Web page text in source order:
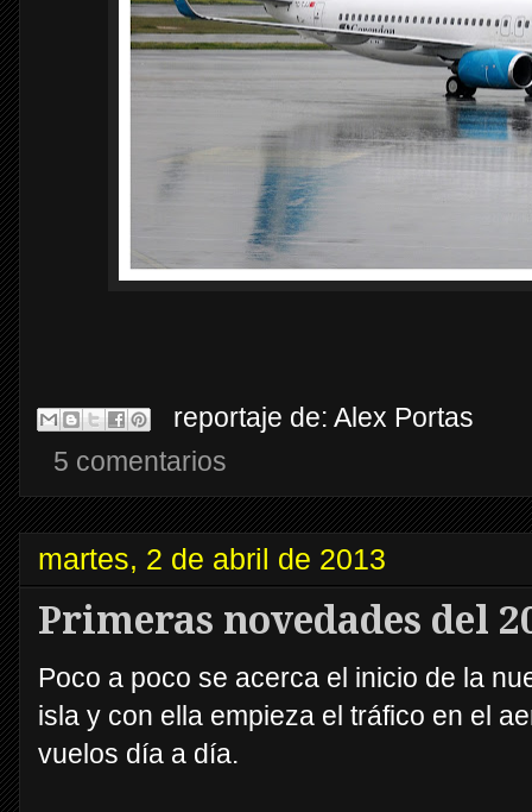
reportaje de: Alex Portas
5 comentarios
martes, 2 de abril de 2013
Primeras novedades del
Poco a poco se acerca el inicio de la
isla y con ella empieza el tráfico en el
vuelos día a día.